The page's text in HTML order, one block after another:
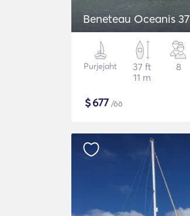
Beneteau Oceanis 37
Purjejaht
37 ft
11 m
8
$677 /öö